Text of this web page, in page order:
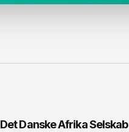
Det Danske Afrika Selskab